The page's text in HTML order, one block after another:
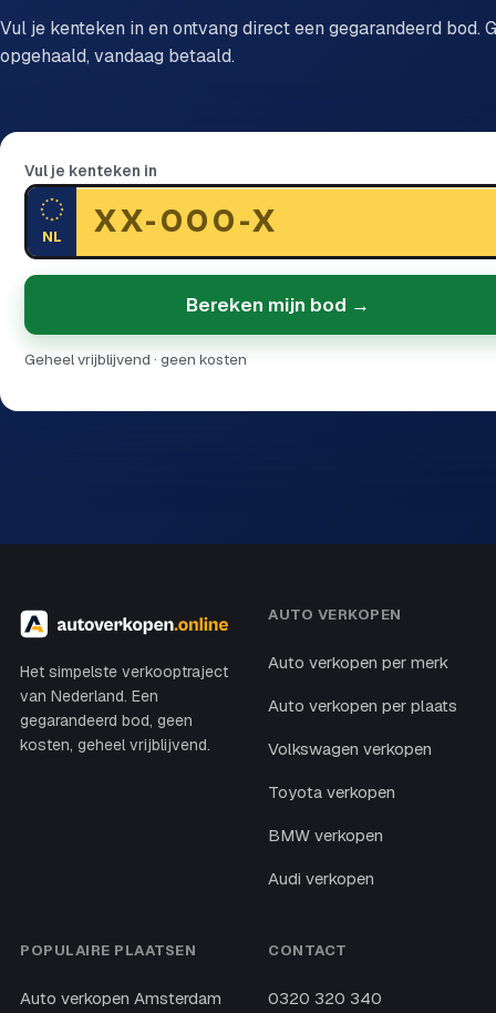
Vul je kenteken in en ontvang direct een gegarandeerd bod.
opgehaald, vandaag betaald.
Vul je kenteken in
NL
Bereken mijn bod →
Geheel vrijblijvend · geen kosten
Het simpelste verkooptraject
van Nederland. Een
gegarandeerd bod, geen
kosten, geheel vrijblijvend.
AUTO VERKOPEN
Auto verkopen per merk
Auto verkopen per plaats
Volkswagen verkopen
Toyota verkopen
BMW verkopen
Audi verkopen
POPULAIRE PLAATSEN
Auto verkopen Amsterdam
CONTACT
0320 320 340